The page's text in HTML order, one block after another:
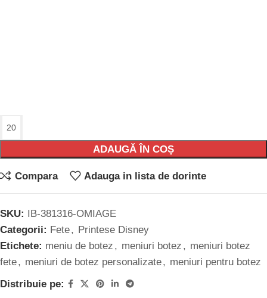
ADAUGĂ ÎN COȘ
Compara Adauga in lista de dorinte
SKU: IB-381316-OMIAGE
Categorii: Fete, Printese Disney
Etichete: meniu de botez , meniuri botez , meniuri botez
fete, meniuri de botez personalizate, meniuri pentru botez
Distribuie pe: